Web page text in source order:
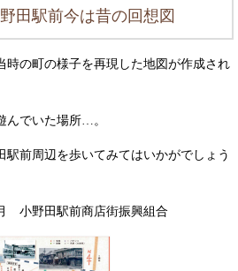
田駅前今は昔の回想図
時の町の様子を再現した地図が作成され
んでいた場所…。
駅前周辺を歩いてみてはいかがでしょう
小野田駅前商店街振興組合